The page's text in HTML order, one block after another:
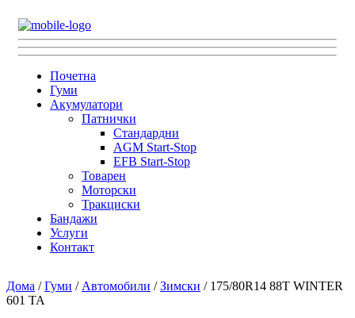
Почетна
Гуми
Акумулатори
Патнички
Стандардни
AGM Start-Stop
EFB Start-Stop
Товарен
Моторски
Тракциски
Бандажи
Услуги
Контакт
Дома /Гуми / Автомобили /Зимски / 175/80R14 88T WINTER
601 TA